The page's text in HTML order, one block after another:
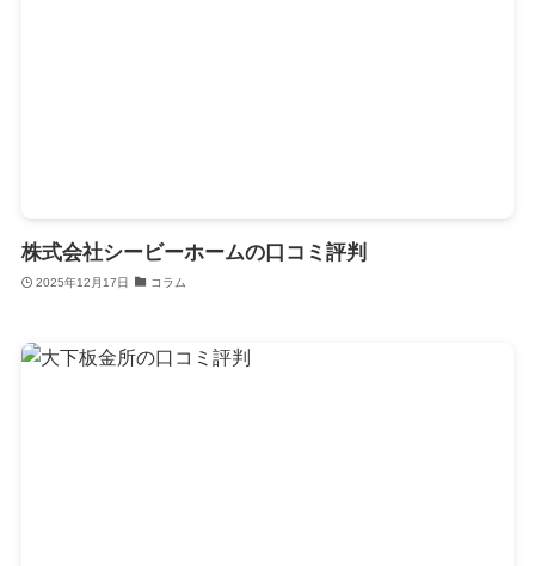
株式会社シービーホームの口コミ評判
2025年12月17日 コラム